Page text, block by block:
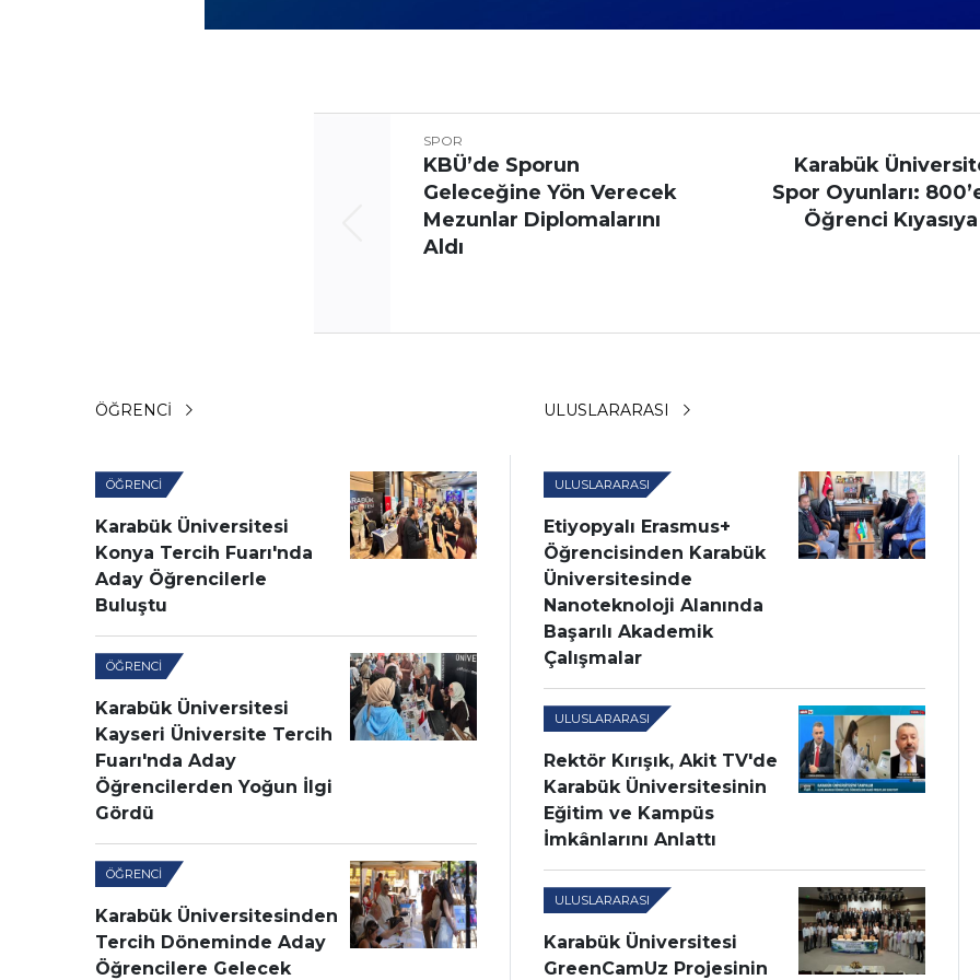
SPOR
KBÜ’de Sporun
Geleceğine Yön Verecek
Mezunlar Diplomalarını
Aldı
Karabük
Spor Oyunları:
Öğrenci Kıyasıya
ÖĞRENCI ULUSLARARASI
ÖĞRENCI
Karabük Üniversitesi
Konya Tercih Fuarı'nda
Aday Öğrencilerle
Buluştu
ÖĞRENCI
Karabük Üniversitesi
Kayseri Üniversite Tercih
Fuarı'nda Aday
Öğrencilerden Yoğun İlgi
Gördü
ÖĞRENCI
Karabük Üniversitesinden
Tercih Döneminde Aday
Öğrencilere Gelecek
ULUSLARARASI
Etiyopyalı Erasmus+
Öğrencisinden Karabük
Üniversitesinde
Nanoteknoloji Alanında
Başarılı Akademik
Çalışmalar
ULUSLARARASI
Rektör Kırışık, Akit TV'de
Karabük Üniversitesinin
Eğitim ve Kampüs
İmkânlarını Anlattı
ULUSLARARASI
Karabük Üniversitesi
GreenCamUz Projesinin